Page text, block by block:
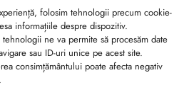
folosim tehnologii precum cookie-
informațiile despre dispozitiv.
ne va permite să procesăm date
sau ID-uri unice pe acest site.
consimțământului poate afecta negativ
By Veronesse S.R.L.
2021, Cod CAEN 1520
Nr. 53, Sector 2, Bucuresti